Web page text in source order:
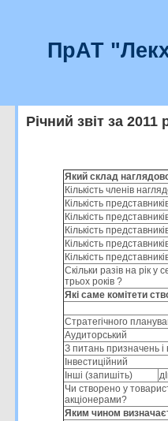
ПрАТ
Річний звіт за 2011
Який склад
Кількість членів
Кількість
Кількість
Кількість
Кількість
Кількість
Скільки разів на рік у
трьох років ?
Які саме комітети
Стратегічного
Аудиторський
З питань призначень і
Інвестиційний
Іншi (запишіть)
Чи створено у
акціонерами?
Яким чином